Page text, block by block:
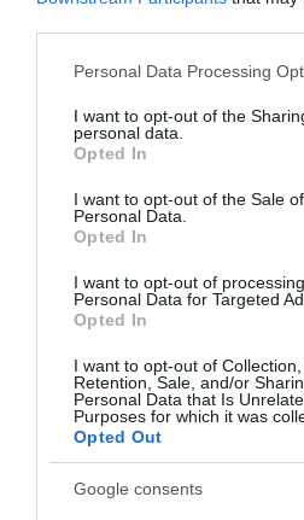
Please note that this website/app
not limited to your visit or usage
grant or deny consent to Google
use your data for below specified
consent section.
Personal Data Processing
I want to opt-out of the
personal data.
Opted In
I want to opt-out of the Sale
Personal Data.
Opted In
I want to opt-out of
Personal Data for Targeted
Opted In
I want to opt-out of Collection,
Retention, Sale, and/or
Personal Data that Is
Purposes for which it was
Opted Out
Google consents
INGATLAN
Így árazd be jól a lakásod